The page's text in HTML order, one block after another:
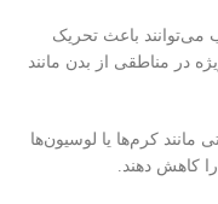
باعث تحریک
در مناطقی از بدن مانند
مانند کرم‌ها یا لوسیون‌ها
کاهش دهند.